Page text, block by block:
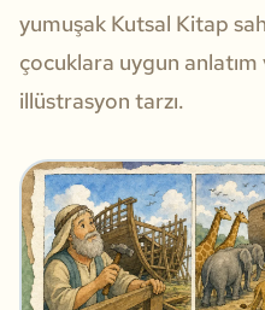
yumuşak Kutsal Kitap
çocuklara uygun
illüstrasyon tarzı.